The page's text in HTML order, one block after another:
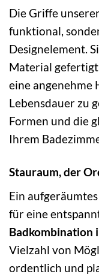
Die Griffe
funktional,
Designelement.
Material
eine angenehme
Lebensdauer zu
Formen und die
Ihrem
Stauraum, der
Ein
für eine
Badkombination
Vielzahl von
ordentlich und